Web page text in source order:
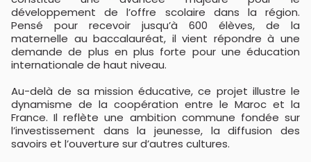
développement de l’offre scolaire dans la région.
Pensé pour recevoir jusqu’à 600 élèves, de la
maternelle au baccalauréat, il vient répondre à une
demande de plus en plus forte pour une éducation
internationale de haut niveau.
Au-delà de sa mission éducative, ce projet illustre le
dynamisme de la coopération entre le Maroc et la
France. Il reflète une ambition commune fondée sur
l’investissement dans la jeunesse, la diffusion des
savoirs et l’ouverture sur d’autres cultures.